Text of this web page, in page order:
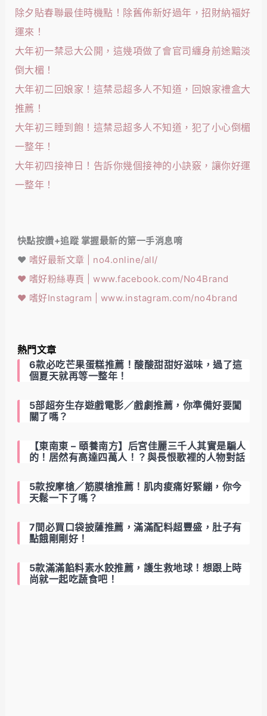
除夕貼春聯最佳時機點！除舊佈新好過年，招財納福好
運來！
大年初一禁忌大公開，這幾項做了會官司纏身前途黯淡
倒大楣！
大年初二回娘家！這禁忌超多人不知道，回娘家禮盒大
推薦！
大年初三睡到飽！這禁忌超多人不知道，犯了小心倒楣
一整年！
大年初四接神日！告訴你幾個接神的小訣竅，讓你好運
一整年！
快點按讚+追蹤 掌握最新的第一手消息唷
❤️ 嗜好最新文章 | no4.online/all/
❤️ 嗜好粉絲專頁 | www.facebook.com/No4Brand
❤️ 嗜好Instagram | www.instagram.com/no4brand
熱門文章
6款必吃芒果蛋糕推薦！酸酸甜甜好滋味，過了這
個夏天就再等一整年！
5部超夯生存遊戲電影／戲劇推薦，你準備好要闖
關了嗎？
【東南東 – 頤養南方】后宮佳麗三千人其實是騙人
的！居然有高達四萬人！？與長恨歌裡的人物對話
5款按摩槍／筋膜槍推薦！肌肉痠痛好緊繃，你今
天鬆一下了嗎？
7間必買口袋披薩推薦，滿滿配料超豐盛，肚子有
點餓剛剛好！
5款滿滿餡料素水餃推薦，護生救地球！想跟上時
尚就一起吃蔬食吧！